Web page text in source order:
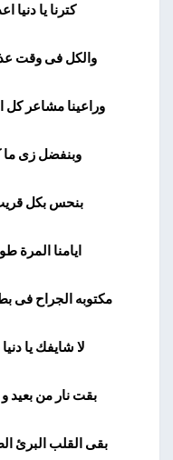
كترنا يا دنيا
والكل فى وقت
وراعينا مشاعر
وبنفضل زى ما
بنحس بكل
ايامنا المرة
مكتوبه الجراح فى
لا شايفك يا
بقت نار من بعيد
بقى القلب البرئ